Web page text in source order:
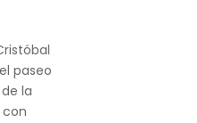
paseo
la
con